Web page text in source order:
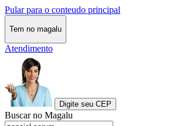
Pular para o conteudo principal
Tem no magalu
Atendimento
Digite seu CEP
Buscar no Magalu